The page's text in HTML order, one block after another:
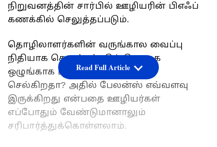
நிறுவனத்தின் சார்பில் ஊழியரின் பிஎஃப்
கணக்கில் செலுத்தப்படும்.
தொழிலாளர்களின் வருங்கால வைப்பு
நிதியாக செலுத்தப்படும் தொகை
ஒழுங்காக பி.எஃப். கணக்கிற்குச்
செல்கிறதா? அதில் பேலன்ஸ் எவ்வளவு
இருக்கிறது என்பதை ஊழியர்கள்
எப்போதும் வேண்டுமானாலும்
சரிபார்த்துக்கொள்ளலாம்.
Read Full Article